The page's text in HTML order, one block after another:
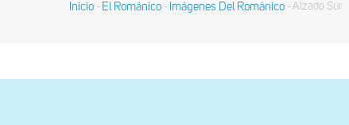
Sobrescribir
Inicio - El Románico - Imágenes Del Románico - Alzado Sur